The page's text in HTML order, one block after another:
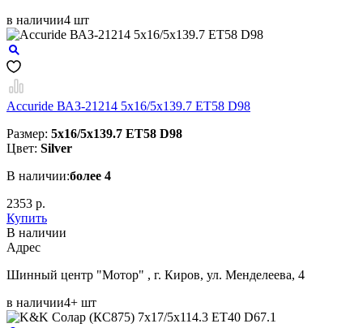
в наличии4 шт
Accuride ВАЗ-21214 5x16/5x139.7 ET58 D98
Размер: 5x16/5x139.7 ET58 D98
Цвет: Silver
В наличии:более 4
2353 р.
Купить
В наличии
Aдрес
Шинный центр "Мотор" , г. Киров, ул. Менделеева, 4
в наличии4+ шт